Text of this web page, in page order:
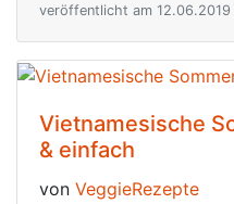
veröffentlicht am 12.06.2019
Vietnamesische
& einfach
von VeggieRezepte